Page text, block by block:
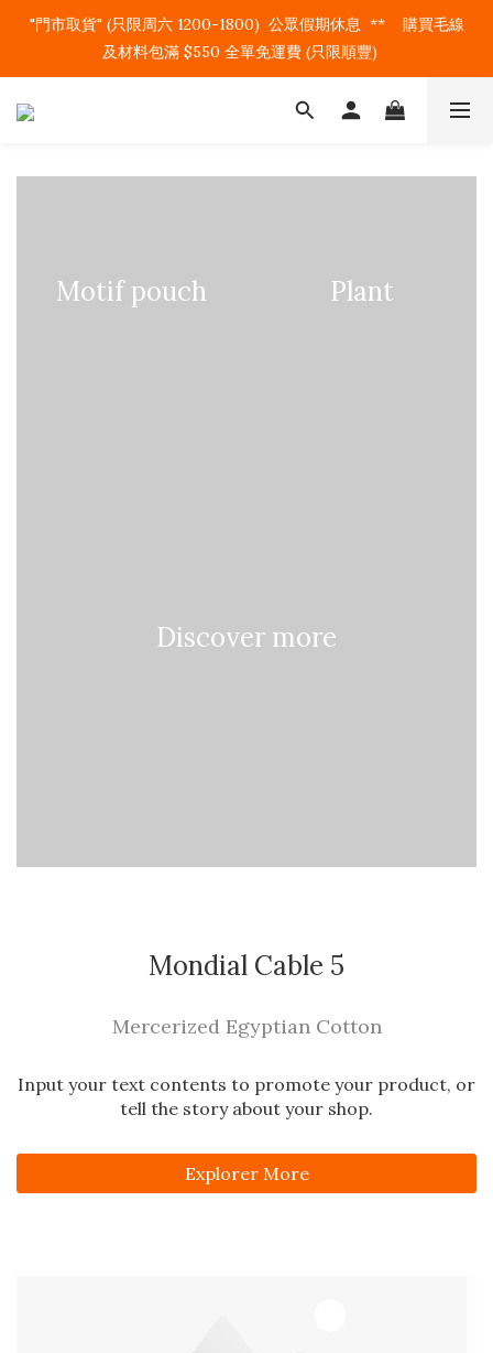
"門市取貨" (只限周六 1200-1800)  公眾假期休息  **    購買毛線
及材料包滿 $550 全單免運費 (只限順豐)
Motif pouch Plant
Discover more
Mondial Cable 5
Mercerized Egyptian Cotton
Input your text contents to promote your product, or
tell the story about your shop.
Explorer More